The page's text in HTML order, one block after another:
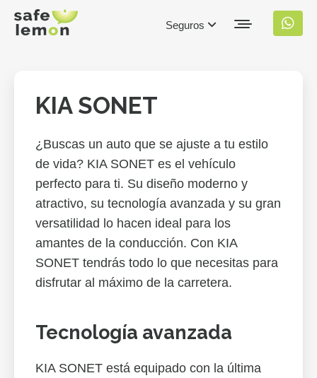
Seguros
KIA SONET
¿Buscas un auto que se ajuste a tu estilo
de vida? KIA SONET es el vehículo
perfecto para ti. Su diseño moderno y
atractivo, su tecnología avanzada y su gran
versatilidad lo hacen ideal para los
amantes de la conducción. Con KIA
SONET tendrás todo lo que necesitas para
disfrutar al máximo de la carretera.
Tecnología avanzada
KIA SONET está equipado con la última